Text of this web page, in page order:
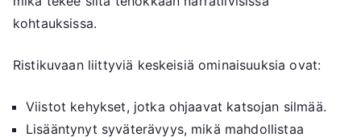
kohtauksissa.
Ristikuvaan liittyviä keskeisiä ominaisuuksia ovat:
Viistot kehykset, jotka ohjaavat katsojan silmää.
Lisääntynyt syväterävyys, mikä mahdollistaa